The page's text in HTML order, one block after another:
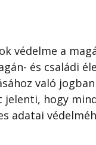
védelme a
és családi
való jogban
jelenti, hogy
adatai